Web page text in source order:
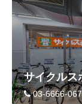
サイクルス
03-6666-